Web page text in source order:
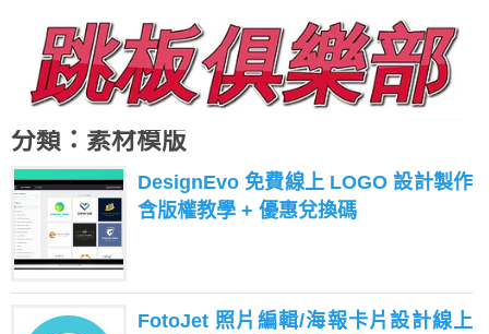
分類：素材模版
DesignEvo 免費線上 LOGO 設計製作
含版權教學 + 優惠兌換碼
FotoJet 照片編輯/海報卡片設計線上